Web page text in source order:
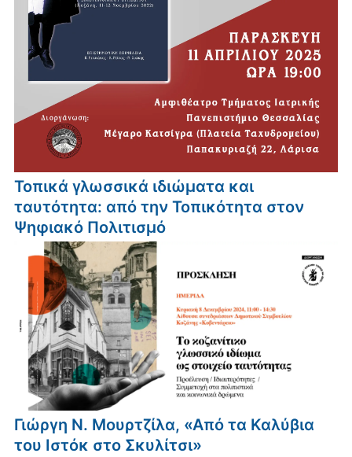
Τοπικά γλωσσικά ιδιώματα και
ταυτότητα: από την Τοπικότητα στον
Ψηφιακό Πολιτισμό
Γιώργη Ν. Μουρτζίλα, «Από τα Καλύβια
του Ιστόκ στο Σκυλίτσι»